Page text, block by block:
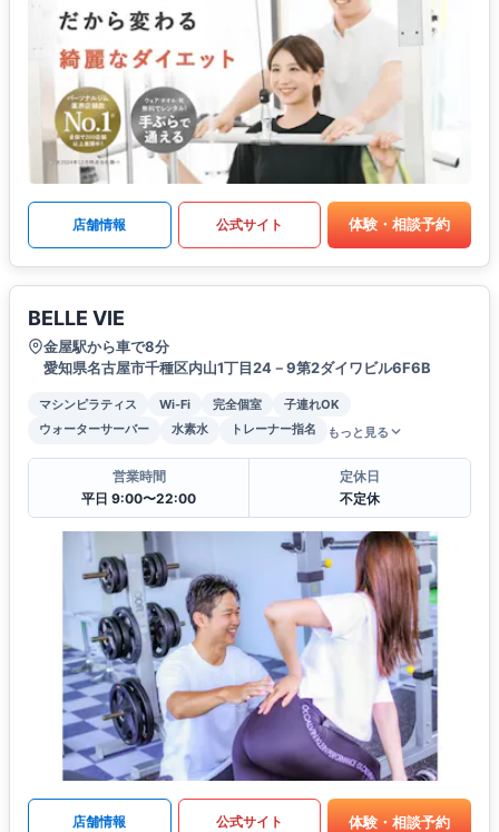
店舗情報 公式サイト 体験・相談予約
BELLE VIE
金屋駅から車で8分
愛知県名古屋市千種区内山1丁目24－9第2ダイワビル6F6B
マシンピラティス Wi-Fi 完全個室
子連れOK
ウォーターサーバー
水素水 トレーナー指名 もっと見る
営業時間
平日 9:00〜22:00
定休日
不定休
店舗情報 公式サイト 体験・相談予約